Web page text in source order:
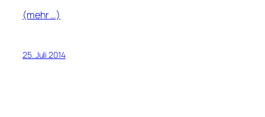
(mehr …)
25. Juli 2014